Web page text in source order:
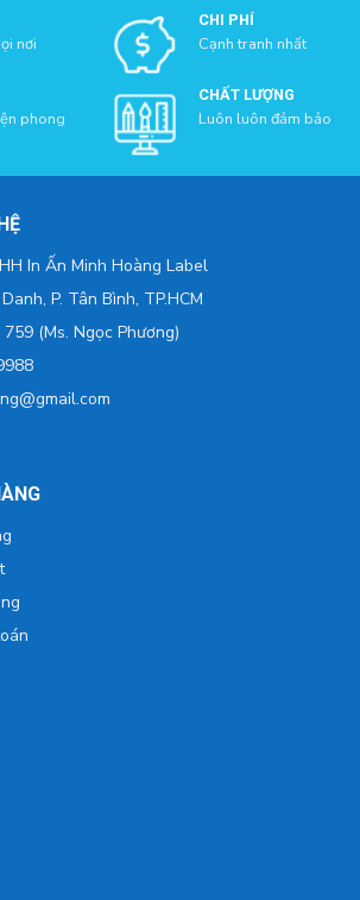
nơi
CHI PHÍ
Cạnh tranh nhất
phong
CHẤT LƯỢNG
Luôn luôn đảm bảo
In Ấn Minh Hoàng Label
P. Tân Bình, TP.HCM
(Ms. Ngọc Phương)